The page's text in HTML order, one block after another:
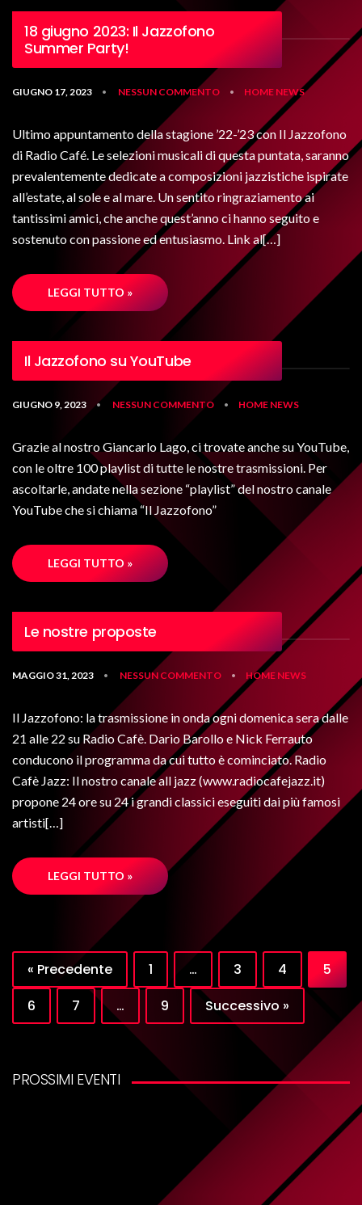
18 giugno 2023: Il Jazzofono
Summer Party!
GIUGNO 17, 2023 • NESSUN COMMENTO • HOME NEWS
Ultimo appuntamento della stagione ’22-’23 con Il Jazzofono
di Radio Café. Le selezioni musicali di questa puntata, saranno
prevalentemente dedicate a composizioni jazzistiche ispirate
all’estate, al sole e al mare. Un sentito ringraziamento ai
tantissimi amici, che anche quest’anno ci hanno seguito e
sostenuto con passione ed entusiasmo. Link al[…]
LEGGI TUTTO »
Il Jazzofono su YouTube
GIUGNO 9, 2023 • NESSUN COMMENTO • HOME NEWS
Grazie al nostro Giancarlo Lago, ci trovate anche su YouTube,
con le oltre 100 playlist di tutte le nostre trasmissioni. Per
ascoltarle, andate nella sezione “playlist” del nostro canale
YouTube che si chiama “Il Jazzofono”
LEGGI TUTTO »
Le nostre proposte
MAGGIO 31, 2023 • NESSUN COMMENTO • HOME NEWS
Il Jazzofono: la trasmissione in onda ogni domenica sera dalle
21 alle 22 su Radio Cafè. Dario Barollo e Nick Ferrauto
conducono il programma da cui tutto è cominciato. Radio
Cafè Jazz: Il nostro canale all jazz (www.radiocafejazz.it)
propone 24 ore su 24 i grandi classici eseguiti dai più famosi
artisti[…]
LEGGI TUTTO »
« Precedente 1 … 3 4
5
6
7 … 9 Successivo »
PROSSIMI EVENTI